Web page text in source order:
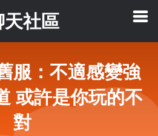
社區
服：不適感變強
或許是你玩的不
對